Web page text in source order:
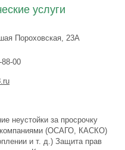
услуги
Пороховская, 23А
00
неустойки за просрочку
(ОСАГО, КАСКО)
и т. д.) Защита прав